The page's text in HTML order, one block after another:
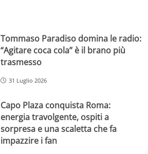
Tommaso Paradiso domina le radio:
“Agitare coca cola” è il brano più
trasmesso
31 Luglio 2026
Capo Plaza conquista Roma:
energia travolgente, ospiti a
sorpresa e una scaletta che fa
impazzire i fan